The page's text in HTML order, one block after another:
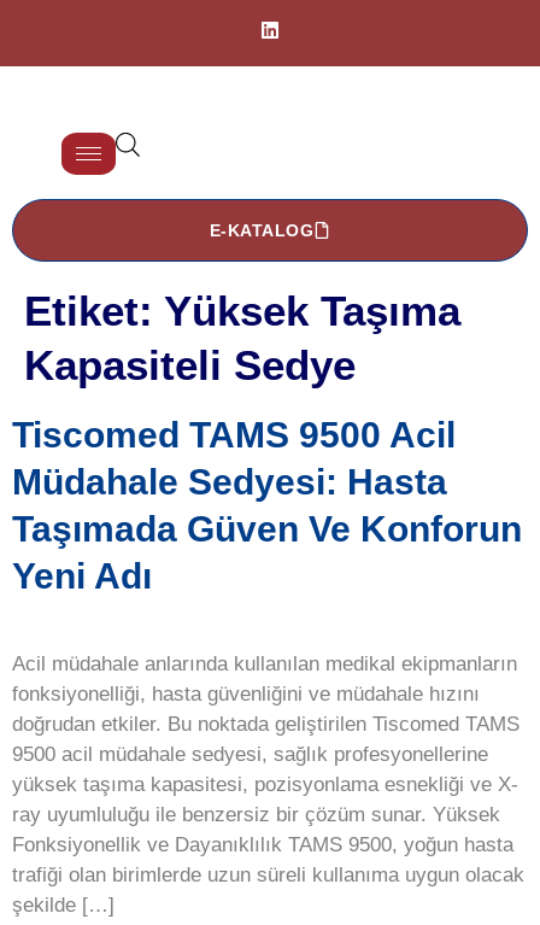
E-KATALOG
Etiket: Yüksek Taşıma
Kapasiteli Sedye
Tiscomed TAMS 9500 Acil
Müdahale Sedyesi: Hasta
Taşımada Güven Ve Konforun
Yeni Adı
Acil müdahale anlarında kullanılan medikal ekipmanların
fonksiyonelliği, hasta güvenliğini ve müdahale hızını
doğrudan etkiler. Bu noktada geliştirilen Tiscomed TAMS
9500 acil müdahale sedyesi, sağlık profesyonellerine
yüksek taşıma kapasitesi, pozisyonlama esnekliği ve X-
ray uyumluluğu ile benzersiz bir çözüm sunar. Yüksek
Fonksiyonellik ve Dayanıklılık TAMS 9500, yoğun hasta
trafiği olan birimlerde uzun süreli kullanıma uygun olacak
şekilde […]